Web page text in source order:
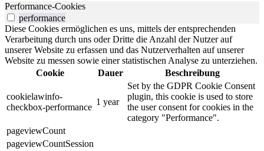
Performance-Cookies
performance
Diese Cookies ermöglichen es uns, mittels der entsprechenden
Verarbeitung durch uns oder Dritte die Anzahl der Nutzer auf
unserer Website zu erfassen und das Nutzerverhalten auf unserer
Website zu messen sowie einer statistischen Analyse zu unterziehen.
Cookie
Dauer Beschreibung
cookielawinfo-
checkbox-performance
1 year
Set by the GDPR Cookie Consent
plugin, this cookie is used to store
the user consent for cookies in the
category "Performance".
pageviewCount
pageviewCountSession